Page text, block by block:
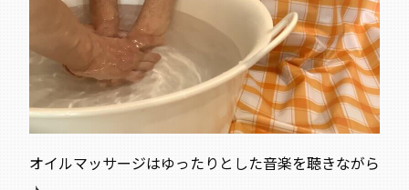
オイルマッサージはゆったりとした音楽を聴きながら